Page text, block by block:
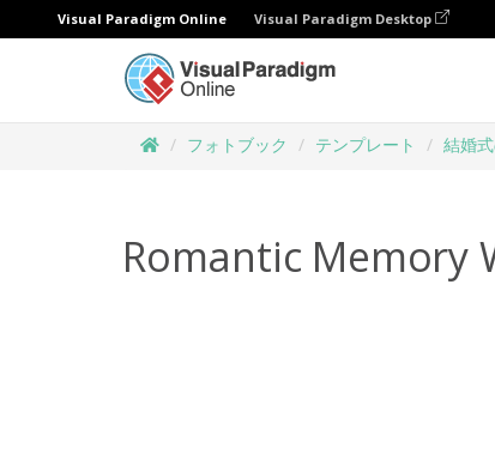
Visual Paradigm Online Visual Paradigm Desktop
フォトブック テンプレート 結婚
Romantic Memory